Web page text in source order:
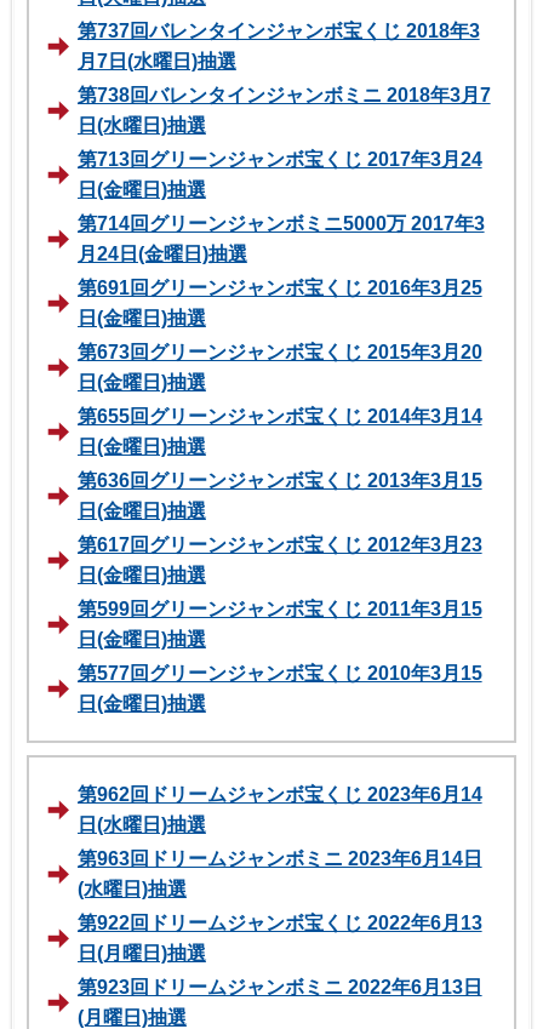
第737回バレンタインジャンボ宝くじ 2018年3
月7日(水曜日)抽選
第738回バレンタインジャンボミニ 2018年3月7
日(水曜日)抽選
第713回グリーンジャンボ宝くじ 2017年3月24
日(金曜日)抽選
第714回グリーンジャンボミニ5000万 2017年3
月24日(金曜日)抽選
第691回グリーンジャンボ宝くじ 2016年3月25
日(金曜日)抽選
第673回グリーンジャンボ宝くじ 2015年3月20
日(金曜日)抽選
第655回グリーンジャンボ宝くじ 2014年3月14
日(金曜日)抽選
第636回グリーンジャンボ宝くじ 2013年3月15
日(金曜日)抽選
第617回グリーンジャンボ宝くじ 2012年3月23
日(金曜日)抽選
第599回グリーンジャンボ宝くじ 2011年3月15
日(金曜日)抽選
第577回グリーンジャンボ宝くじ 2010年3月15
日(金曜日)抽選
第962回ドリームジャンボ宝くじ 2023年6月14
日(水曜日)抽選
第963回ドリームジャンボミニ 2023年6月14日
(水曜日)抽選
第922回ドリームジャンボ宝くじ 2022年6月13
日(月曜日)抽選
第923回ドリームジャンボミニ 2022年6月13日
(月曜日)抽選